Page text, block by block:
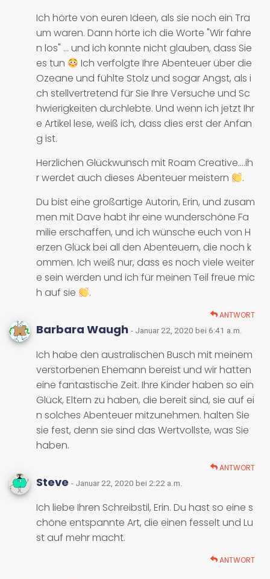
Ich hörte von euren Ideen, als sie noch ein Tra
um waren. Dann hörte ich die Worte "Wir fahre
n los" ... und ich konnte nicht glauben, dass Sie
es tun
Ich verfolgte Ihre Abenteuer über die
Ozeane und fühlte Stolz und sogar Angst, als i
ch stellvertretend für Sie Ihre Versuche und Sc
hwierigkeiten durchlebte. Und wenn ich jetzt Ihr
e Artikel lese, weiß ich, dass dies erst der Anfan
g ist.
Herzlichen Glückwunsch mit Roam Creative....ih
r werdet auch dieses Abenteuer meistern
.
Du bist eine großartige Autorin, Erin, und zusam
men mit Dave habt ihr eine wunderschöne Fa
milie erschaffen, und ich wünsche euch von H
erzen Glück bei all den Abenteuern, die noch k
ommen. Ich weiß nur, dass es noch viele weiter
e sein werden und ich für meinen Teil freue mic
h auf sie
.
ANTWORT
Barbara Waugh - Januar 22, 2020 bei 6:41 a.m.
Ich habe den australischen Busch mit meinem
verstorbenen Ehemann bereist und wir hatten
eine fantastische Zeit. Ihre Kinder haben so ein
Glück, Eltern zu haben, die bereit sind, sie auf ei
n solches Abenteuer mitzunehmen. halten Sie
sie fest, denn sie sind das Wertvollste, was Sie
haben.
ANTWORT
Steve - Januar 22, 2020 bei 2:22 a.m.
Ich liebe Ihren Schreibstil, Erin. Du hast so eine s
chöne entspannte Art, die einen fesselt und Lu
st auf mehr macht.
ANTWORT